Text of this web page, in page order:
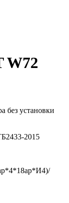
W72
без установки
2015